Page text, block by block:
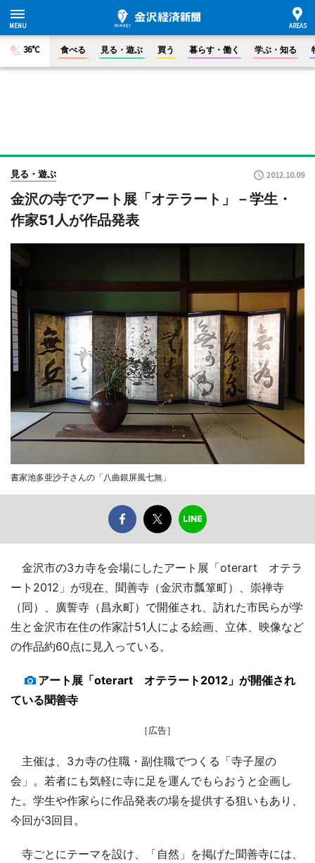
36°C 食べる 見る・遊ぶ 買う 暮らす・働く 学ぶ・知る
見る・遊ぶ 2012.10.09
金沢の寺でアート展「オテラート」－学生・
作家51人が作品発表
書家池多亜沙子さんの「八曲銀屏風七無」
金沢市の3カ寺を会場にしたアート展「oterart オテラ
ート2012」が現在、聞善寺（金沢市瓢箪町）、崇禅寺
（同）、廣誓寺（昌永町）で開催され、訪れた市民らが学
生と金沢市在住の作家計51人による絵画、立体、映像など
の作品約60点に見入っている。
アート展「oterart オテラート2012」が開催され
ている聞善寺
［広告］
主催は、3カ寺の住職・副住職でつくる「寺子屋の
会」。若者にも気軽に寺に足を運んでもらおうと企画し
た。学生や作家らに作品発表の場を提供する狙いもあり、
今回が3回目。
寺ごとにテーマを設け、「自然」を掲げた聞善寺には、